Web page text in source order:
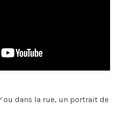
ou dans la rue, un portrait de